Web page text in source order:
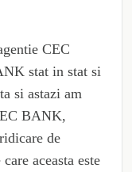
CEC
stat in stat si
si astazi am
BANK,
de
aceasta este